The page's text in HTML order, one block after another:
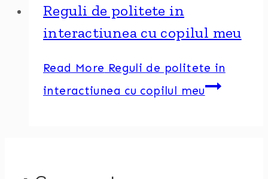
Reguli de politete in
interactiunea cu copilul meu
Read More Reguli de politete in
interactiunea cu copilul meu